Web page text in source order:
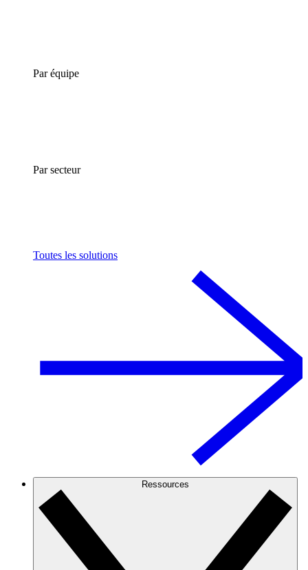
Par équipe
Par secteur
Toutes les solutions
Ressources